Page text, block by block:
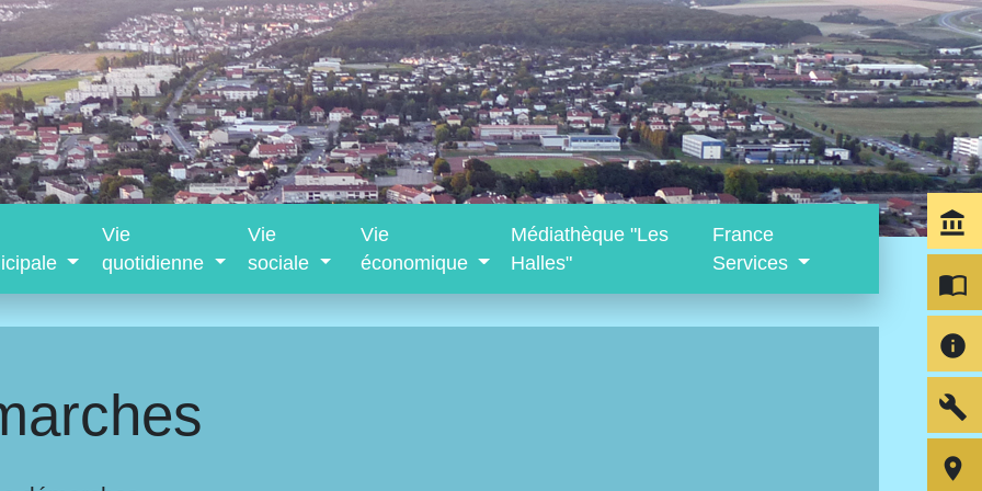
Vie
quotidienne
Vie
sociale
Vie
économique
Médiathèque "Les
Halles"
France
Services
account_balance
import_contacts
info
build
room